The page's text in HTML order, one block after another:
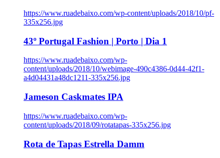
https://www.ruadebaixo.com/wp-content/uploads/2018/10/pf-
335x256.jpg
43º Portugal Fashion | Porto | Dia 1
https://www.ruadebaixo.com/wp-
content/uploads/2018/10/webimage-490c4386-0d44-42f1-
a4d04431a48dc1211-335x256.jpg
Jameson Caskmates IPA
https://www.ruadebaixo.com/wp-
content/uploads/2018/09/rotatapas-335x256.jpg
Rota de Tapas Estrella Damm